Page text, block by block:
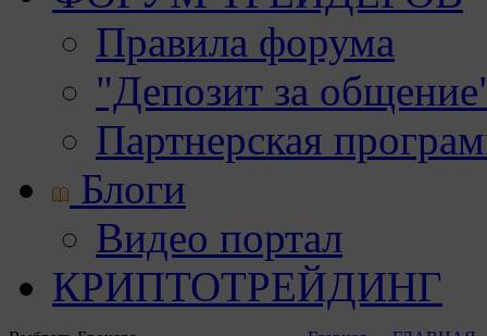
Правила форума
"Депозит за
Партнерская
Блоги
Видео портал
КРИПТОТРЕЙДИНГ